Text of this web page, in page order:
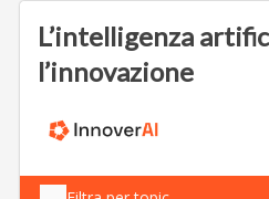
L’intelligenza
l’innovazione